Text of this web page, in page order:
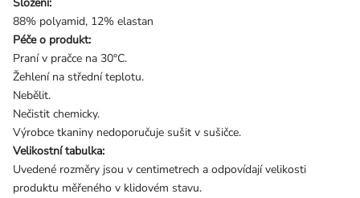
88% polyamid, 12% elastan
Péče o produkt:
Praní v pračce na 30°C.
Žehlení na střední teplotu.
Nebělit.
Nečistit chemicky.
Výrobce tkaniny nedoporučuje sušit v sušičce.
Velikostní tabulka:
Uvedené rozměry jsou v centimetrech a odpovídají velikosti
produktu měřeného v klidovém stavu.